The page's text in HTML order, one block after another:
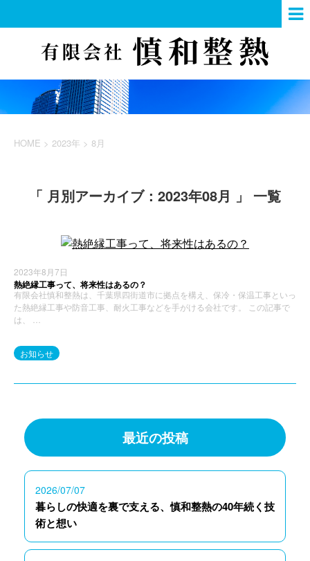
HOME > 2023年 > 8月
「 月別アーカイブ：2023年08月 」 一覧
2023年8月7日
熱絶縁工事って、将来性はあるの？
有限会社慎和整熱は、千葉県四街道市に拠点を構え、保冷・保温工事といっ
た熱絶縁工事や防音工事、耐火工事などを手がける会社です。 この記事で
は、 …
お知らせ
最近の投稿
2026/07/07
暮らしの快適を裏で支える、慎和整熱の40年続く技
術と想い